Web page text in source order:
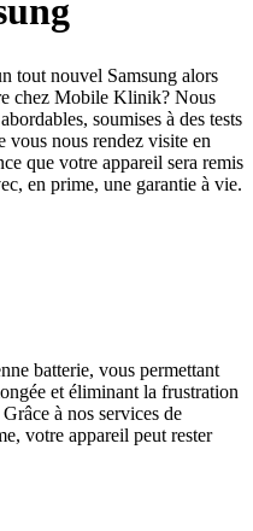
tout nouvel Samsung alors
chez Mobile Klinik? Nous
soumises à des tests
vous nous rendez visite en
que votre appareil sera remis
en prime, une garantie à vie.
batterie, vous permettant
et éliminant la frustration
à nos services de
votre appareil peut rester